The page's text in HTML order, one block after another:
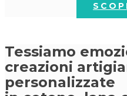
Tessiamo
creazioni
personalizzate